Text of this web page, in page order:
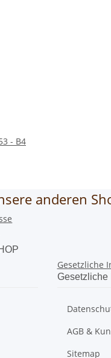
- B4
anderen
Gesetzliche
Gesetzliche
AGB &
Sitemap